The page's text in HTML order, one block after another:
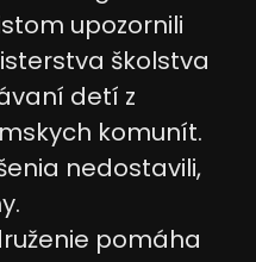
upozornili
školstva
detí z
komunít.
nedostavili,
pomáha
základe
z